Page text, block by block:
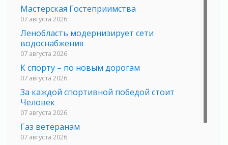
Мастерская Гостеприимства
07 августа 2026
Ленобласть модернизирует сети
водоснабжения
07 августа 2026
К спорту – по новым дорогам
07 августа 2026
За каждой спортивной победой стоит
Человек
07 августа 2026
Газ ветеранам
07 августа 2026